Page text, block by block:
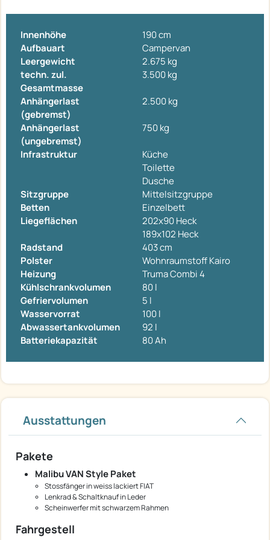
Innenhöhe
190 cm
Aufbauart
Campervan
Leergewicht
2.675 kg
techn. zul.
Gesamtmasse
3.500 kg
Anhängerlast
(gebremst)
2.500 kg
Anhängerlast
(ungebremst)
750 kg
Infrastruktur
Küche
Toilette
Dusche
Sitzgruppe
Mittelsitzgruppe
Betten
Einzelbett
Liegeflächen
202x90 Heck
189x102 Heck
Radstand
403 cm
Polster
Wohnraumstoff Kairo
Heizung
Truma Combi 4
Kühlschrankvolumen
80 l
Gefriervolumen
5 l
Wasservorrat
100 l
Abwassertankvolumen
92 l
Batteriekapazität
80 Ah
Ausstattungen
Pakete
Malibu VAN Style Paket
Stossfänger in weiss lackiert FIAT
Lenkrad & Schaltknauf in Leder
Scheinwerfer mit schwarzem Rahmen
Fahrgestell